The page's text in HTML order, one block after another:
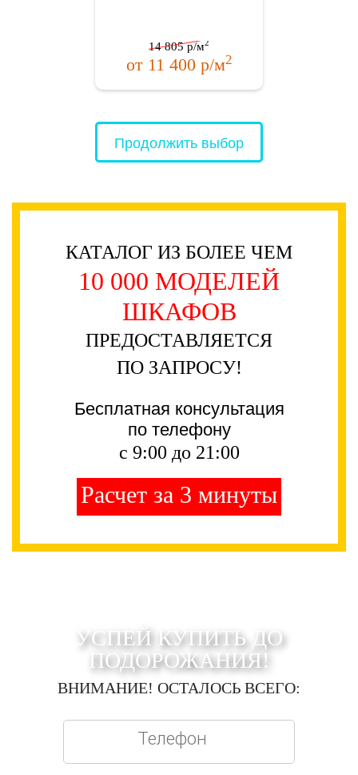
14 805р/м2
от 11 400р/м2
Продолжить выбор
КАТАЛОГ ИЗ БОЛЕЕ ЧЕМ
10 000 МОДЕЛЕЙ
ШКАФОВ
ПРЕДОСТАВЛЯЕТСЯ
ПО ЗАПРОСУ!
Бесплатная консультация
по телефону
с 9:00 до 21:00
Расчет за 3 минуты
УСПЕЙ КУПИТЬ ДО
ПОДОРОЖАНИЯ!
ВНИМАНИЕ! ОСТАЛОСЬ ВСЕГО: